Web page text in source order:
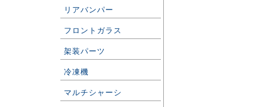
リアバンパー
フロントガラス
架装パーツ
冷凍機
マルチシャーシ